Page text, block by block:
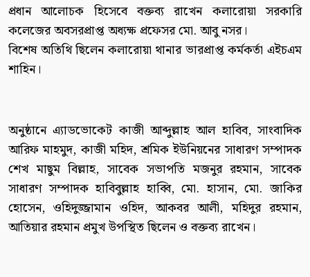
প্রধান আলোচক হিসেবে বক্তব্য রাখেন কলারোয়া সরকারি
কলেজের অবসরপ্রাপ্ত অধ্যক্ষ প্রফেসর মো. আবু নসর।
বিশেষ অতিথি ছিলেন কলারোয়া থানার ভারপ্রাপ্ত কর্মকর্তা এইচএম
শাহিন।
অনুষ্ঠানে এ্যাডভোকেট কাজী আব্দুল্লাহ আল হাবিব, সাংবাদিক
আরিফ মাহমুদ, কাজী মহিদ, শ্রমিক ইউনিয়নের সাধারণ সম্পাদক
শেখ মাছুম বিল্লাহ, সাবেক সভাপতি মজনুর রহমান, সাবেক
সাধারণ সম্পাদক হাবিবুল্লাহ হাব্বি, মো. হাসান, মো. জাকির
হোসেন, ওহিদুজ্জামান ওহিদ, আকবর আলী, মহিদুর রহমান,
আতিয়ার রহমান প্রমুখ উপস্থিত ছিলেন ও বক্তব্য রাখেন।